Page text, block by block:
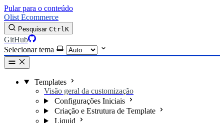
Pular para o conteúdo
Olist Ecommerce
Pesquisar CtrlK
GitHub
Selecionar tema
Templates
Visão geral da customização
Configurações Iniciais
Criação e Estrutura de Template
Liquid